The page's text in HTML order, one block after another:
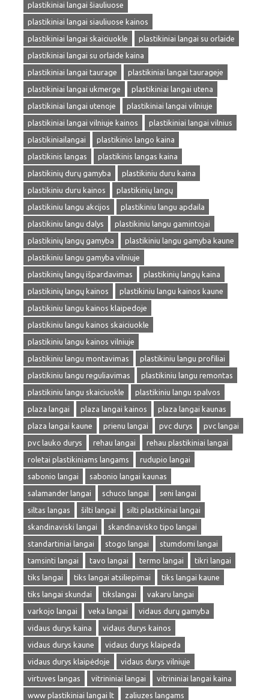
plastikiniai langai šiauliuose
plastikiniai langai siauliuose kainos
plastikiniai langai skaiciuokle
plastikiniai langai su orlaide
plastikiniai langai su orlaide kaina
plastikiniai langai taurage
plastikiniai langai taurageje
plastikiniai langai ukmerge
plastikiniai langai utena
plastikiniai langai utenoje
plastikiniai langai vilniuje
plastikiniai langai vilniuje kainos
plastikiniai langai vilnius
plastikiniailangai
plastikinio lango kaina
plastikinis langas
plastikinis langas kaina
plastikinių durų gamyba
plastikiniu duru kaina
plastikiniu duru kainos
plastikinių langų
plastikiniu langu akcijos
plastikiniu langu apdaila
plastikiniu langu dalys
plastikiniu langu gamintojai
plastikinių langų gamyba
plastikiniu langu gamyba kaune
plastikiniu langu gamyba vilniuje
plastikinių langų išpardavimas
plastikinių langų kaina
plastikinių langų kainos
plastikiniu langu kainos kaune
plastikiniu langu kainos klaipedoje
plastikiniu langu kainos skaiciuokle
plastikiniu langu kainos vilniuje
plastikiniu langu montavimas
plastikiniu langu profiliai
plastikiniu langu reguliavimas
plastikiniu langu remontas
plastikiniu langu skaiciuokle
plastikiniu langu spalvos
plaza langai
plaza langai kainos
plaza langai kaunas
plaza langai kaune
prienu langai pvc durys
pvc langai
pvc lauko durys
rehau langai
rehau plastikiniai langai
roletai plastikiniams langams
rudupio langai
sabonio langai
sabonio langai kaunas
salamander langai
schuco langai
seni langai
siltas langas
šilti langai
silti plastikiniai langai
skandinaviski langai
skandinavisko tipo langai
standartiniai langai
stogo langai
stumdomi langai
tamsinti langai
tavo langai termo langai
tikri langai
tiks langai
tiks langai atsiliepimai
tiks langai kaune
tiks langai skundai
tikslangai
vakaru langai
varkojo langai
veka langai
vidaus durų gamyba
vidaus durys kaina
vidaus durys kainos
vidaus durys kaune
vidaus durys klaipeda
vidaus durys klaipėdoje
vidaus durys vilniuje
virtuves langas
vitrininiai langai
vitrininiai langai kaina
www plastikiniai langai lt
zaliuzes langams